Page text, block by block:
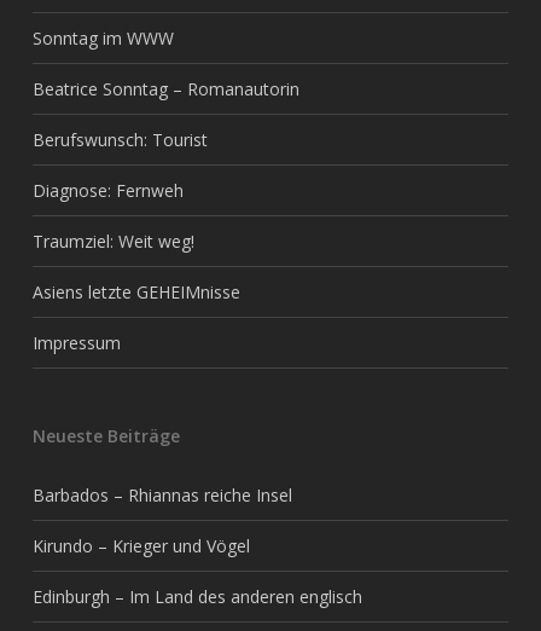
Sonntag im WWW
Beatrice Sonntag – Romanautorin
Berufswunsch: Tourist
Diagnose: Fernweh
Traumziel: Weit weg!
Asiens letzte GEHEIMnisse
Impressum
Neueste Beiträge
Barbados – Rhiannas reiche Insel
Kirundo – Krieger und Vögel
Edinburgh – Im Land des anderen englisch